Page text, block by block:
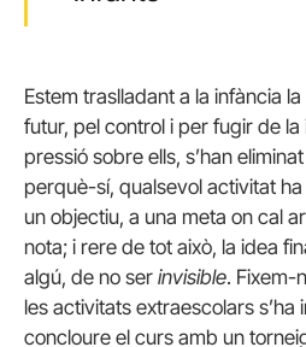
Estem traslladant a la infància
futur, pel control i per fugir de la
pressió sobre ells, s’han
perquè-sí, qualsevol activitat ha
un objectiu, a una meta on cal
nota; i rere de tot això, la idea
algú, de no ser invisible. Fixem-
les activitats extraescolars
concloure el curs amb un